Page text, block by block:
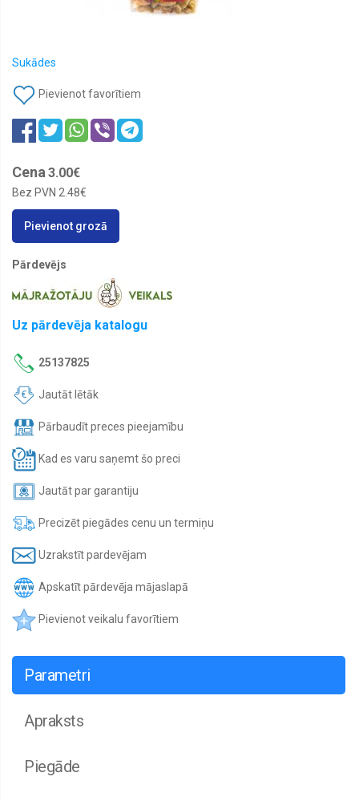
Sukādes
Pievienot favorītiem
Cena3.00€
Bez PVN 2.48€
Pievienot grozā
Pārdevējs
Uz pārdevēja katalogu
25137825
Jautāt lētāk
Pārbaudīt preces pieejamību
Kad es varu saņemt šo preci
Jautāt par garantiju
Precizēt piegādes cenu un termiņu
Uzrakstīt pardevējam
Apskatīt pārdevēja mājaslapā
Pievienot veikalu favorītiem
Parametri
Apraksts
Piegāde